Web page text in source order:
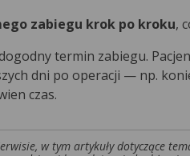
zabiegu krok po kroku,
termin zabiegu.
dni po operacji — np.
czas.
w tym artykuły dotyczące